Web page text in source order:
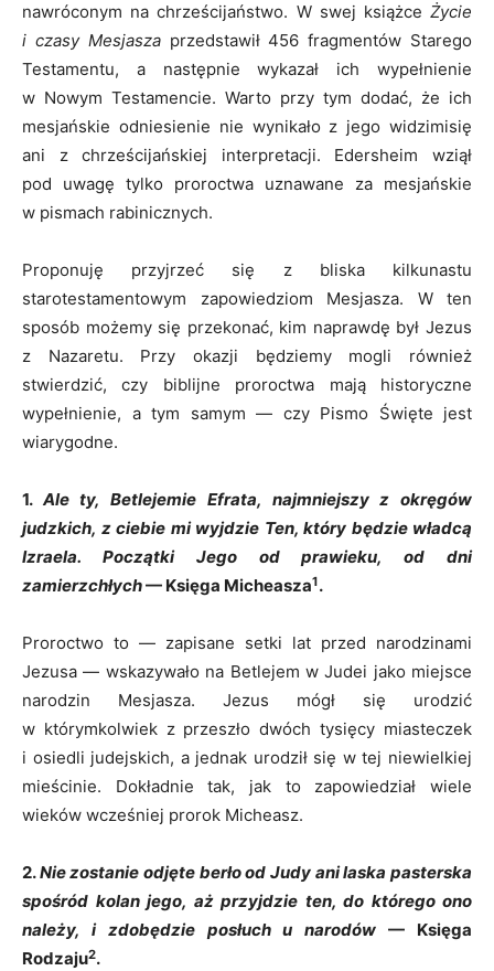
nawróconym na chrześcijaństwo. W swej książce Życie
i czasy Mesjaszaprzedstawił 456 fragmentów Starego
Testamentu, a następnie wykazał ich wypełnienie
w Nowym Testamencie. Warto przy tym dodać, że ich
mesjańskie odniesienie nie wynikało z jego widzimisię
ani z chrześcijańskiej interpretacji. Edersheim wziął
pod uwagę tylko proroctwa uznawane za mesjańskie
w pismach rabinicznych.
Proponuję przyjrzeć się z bliska kilkunastu
starotestamentowym zapowiedziom Mesjasza. W ten
sposób możemy się przekonać, kim naprawdę był Jezus
z Nazaretu. Przy okazji będziemy mogli również
stwierdzić, czy biblijne proroctwa mają historyczne
wypełnienie, a tym samym — czy Pismo Święte jest
wiarygodne.
1. Ale ty, Betlejemie Efrata, najmniejszy z okręgów
judzkich, z ciebie mi wyjdzie Ten, który będzie władcą
Izraela. Początki Jego od prawieku, od dni
zamierzchłych— Księga Micheasza1.
Proroctwo to — zapisane setki lat przed narodzinami
Jezusa — wskazywało na Betlejem w Judei jako miejsce
narodzin Mesjasza. Jezus mógł się urodzić
w którymkolwiek z przeszło dwóch tysięcy miasteczek
i osiedli judejskich, a jednak urodził się w tej niewielkiej
mieścinie. Dokładnie tak, jak to zapowiedział wiele
wieków wcześniej prorok Micheasz.
2.Nie zostanie odjęte berło od Judy ani laska pasterska
spośród kolan jego, aż przyjdzie ten, do którego ono
należy, i zdobędzie posłuch u narodów — Księga
Rodzaju2.